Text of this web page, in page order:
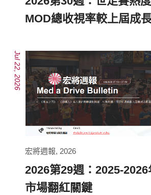
MOD總收視率較上屆成
Jul 22, 2026
宏將週報, 2026
2026第29週：2025-
市場翻紅關鍵